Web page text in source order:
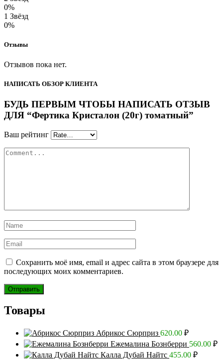
0%
1 Звёзд
0%
Отзывы
Отзывов пока нет.
НАПИСАТЬ ОБЗОР КЛИЕНТА
БУДЬ ПЕРВЫМ ЧТОБЫ НАПИСАТЬ ОТЗЫВ
ДЛЯ “Фертика Кристалон (20г) томатный”
Ваш рейтинг
Сохранить моё имя, email и адрес сайта в этом браузере для
последующих моих комментариев.
Товары
Абрикос Сюрприз 620.00 ₽
Ежемалина Бознберри 560.00 ₽
Калла Дубай Найтс 455.00 ₽